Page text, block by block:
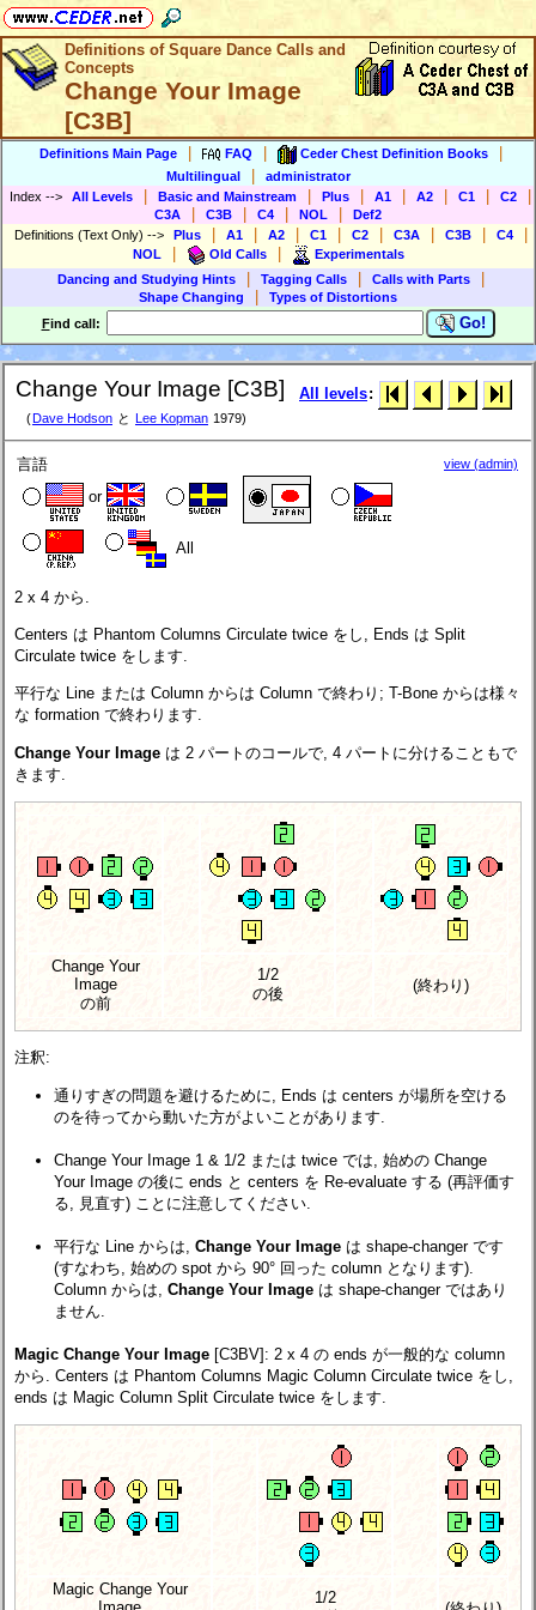
Definitions of Square Dance Calls and
Concepts
Change Your Image
[C3B]
Definitions Main Page FAQ Ceder Chest Definition Books
Multilingual
administrator
Index --> All Levels Basic and Mainstream Plus A1 A2 C1 C2
C3A C3B C4 NOL
Def2
Definitions (Text Only) --> Plus A1 A2 C1 C2 C3A C3B C4
NOL Old Calls
Experimentals
Dancing and Studying Hints
Tagging Calls Calls with Parts
Shape Changing
Types of Distortions
Find call: Go!
Change Your Image [C3B]
( Dave Hodson と Lee Kopman 1979)
All levels:
言語
or
All
view (admin)
2 x 4 から.
Centers は Phantom Columns Circulate twice をし, Ends は Split
Circulate twice をします.
平行な Line または Column からは Column で終わり; T-Bone からは様々
な formation で終わります.
Change Your Image は 2 パートのコールで, 4 パートに分けることもで
きます.
Change Your
Image
の前
1/2
の後
(終わり)
注釈:
通りすぎの問題を避けるために, Ends は centers が場所を空ける
のを待ってから動いた方がよいことがあります.
Change Your Image 1 & 1/2 または twice では, 始めの Change
Your Image の後に ends と centers を Re-evaluate する (再評価す
る, 見直す) ことに注意してください.
平行な Line からは, Change Your Image は shape-changer です
(すなわち, 始めの spot から 90° 回った column となります).
Column からは, Change Your Image は shape-changer ではあり
ません.
Magic Change Your Image [C3BV]: 2 x 4 の ends が一般的な column
から. Centers は Phantom Columns Magic Column Circulate twice をし,
ends は Magic Column Split Circulate twice をします.
Magic Change Your
1/2